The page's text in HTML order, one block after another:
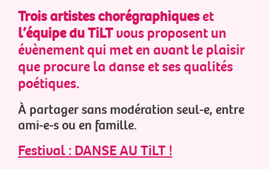
Trois artistes chorégraphiqueset
l’équipe du TiLTvous proposent un
évènement qui met en avant le plaisir
que procure la danse et ses qualités
poétiques.
À partager sans modération seul-e, entre
ami-e-s ou en famille.
Festival : DANSE AU TiLT !